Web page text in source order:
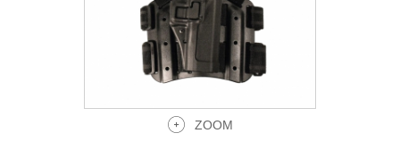
ZOOM